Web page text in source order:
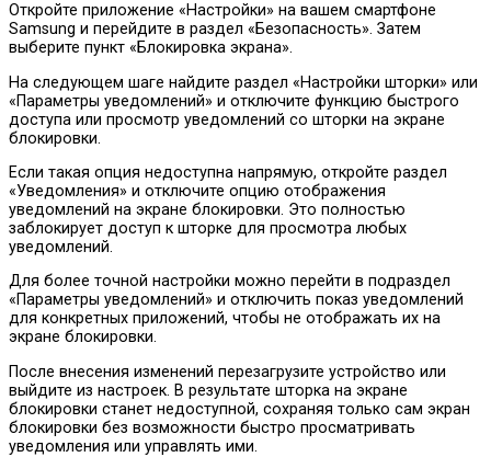
Откройте приложение «Настройки» на вашем смартфоне
Samsung и перейдите в раздел «Безопасность». Затем
выберите пункт «Блокировка экрана».
На следующем шаге найдите раздел «Настройки шторки» или
«Параметры уведомлений» и отключите функцию быстрого
доступа или просмотр уведомлений со шторки на экране
блокировки.
Если такая опция недоступна напрямую, откройте раздел
«Уведомления» и отключите опцию отображения
уведомлений на экране блокировки. Это полностью
заблокирует доступ к шторке для просмотра любых
уведомлений.
Для более точной настройки можно перейти в подраздел
«Параметры уведомлений» и отключить показ уведомлений
для конкретных приложений, чтобы не отображать их на
экране блокировки.
После внесения изменений перезагрузите устройство или
выйдите из настроек. В результате шторка на экране
блокировки станет недоступной, сохраняя только сам экран
блокировки без возможности быстро просматривать
уведомления или управлять ими.